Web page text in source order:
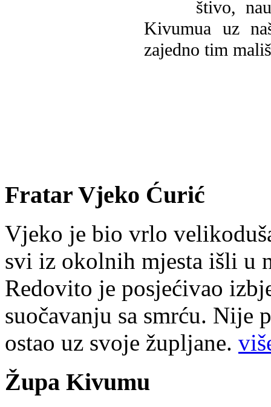
štivo,
Kivumua uz
zajedno tim
Fratar Vjeko Ćurić
Vjeko je bio vrlo
svi iz okolnih mjesta išli u
Redovito je posjećivao
suočavanju sa smrću. Nije
ostao uz svoje župljane.
Župa Kivumu